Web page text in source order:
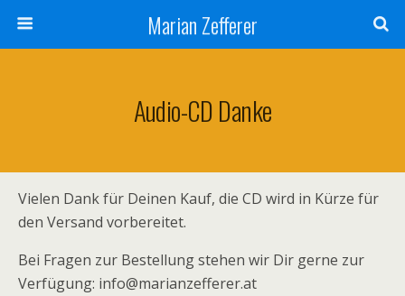
Marian Zefferer
Audio-CD Danke
Vielen Dank für Deinen Kauf, die CD wird in Kürze für
den Versand vorbereitet.
Bei Fragen zur Bestellung stehen wir Dir gerne zur
Verfügung: info@marianzefferer.at